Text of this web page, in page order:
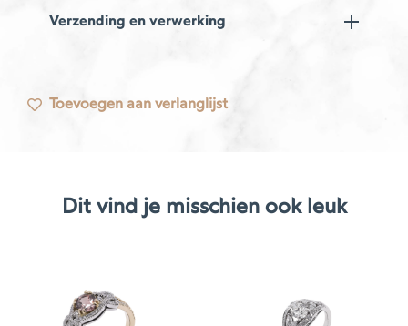
Verzending en verwerking
Toevoegen aan verlanglijst
Dit vind je misschien ook leuk